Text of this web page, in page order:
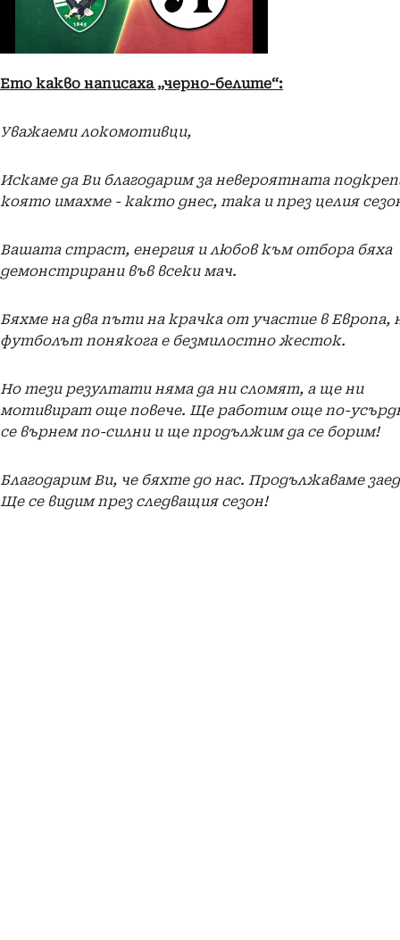
Ето какво написаха „черно-белите“:
Уважаеми локомотивци,
Искаме да Ви благодарим за невероятната
която имахме - както днес, така и през целия
Вашата страст, енергия и любов към отбора бяха
демонстрирани във всеки мач.
Бяхме на два пъти на крачка от участие в Европа,
футболът понякога е безмилостно жесток.
Но тези резултати няма да ни сломят, а ще ни
мотивират още повече. Ще работим още по-
се върнем по-силни и ще продължим да се борим!
Благодарим Ви, че бяхте до нас. Продължаваме
Ще се видим през следващия сезон!